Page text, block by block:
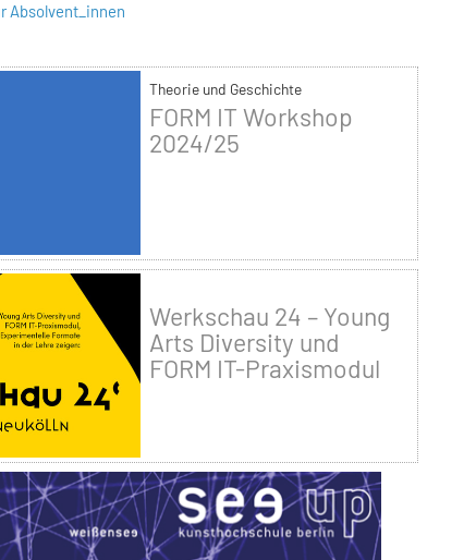
Absolvent_innen
Theorie und Geschichte
FORM IT Workshop
2024/25
Werkschau 24 – Young
Arts Diversity und
FORM IT-Praxismodul